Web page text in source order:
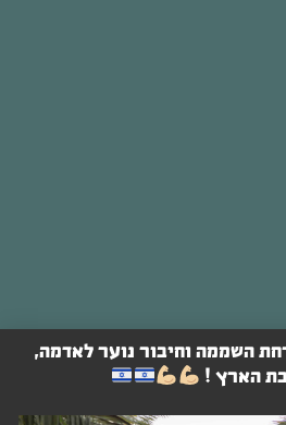
השממה וחיבור נוער לאדמה,
הארץ !